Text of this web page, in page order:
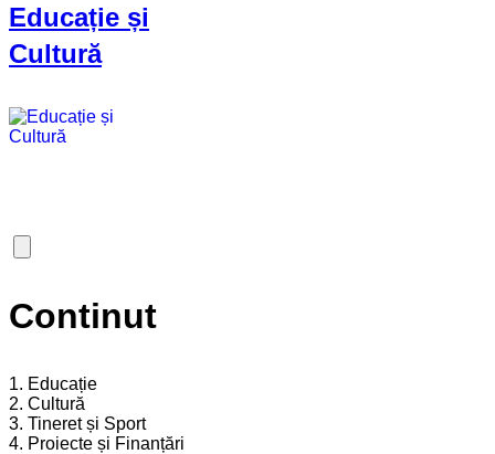
Educație și
Cultură
Continut
1. Educație
2. Cultură
3. Tineret și Sport
4. Proiecte și Finanțări